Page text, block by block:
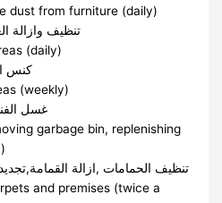
dust from furniture (daily)
تنظيف وازالة
(daily)
كنس
(weekly)
غسل
garbage bin, replenishing
تنظيف الحمامات ,ازالة
and premises (twice a